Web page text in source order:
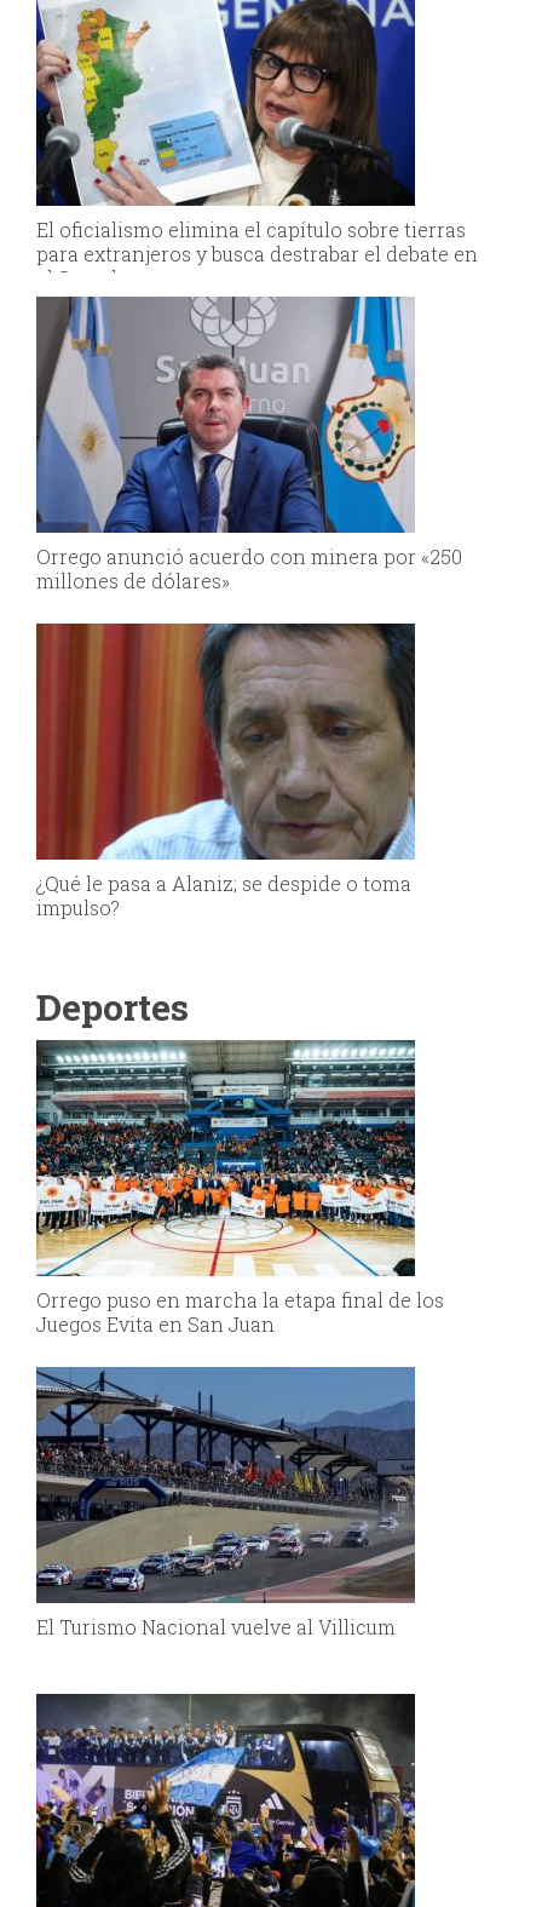
El oficialismo elimina el capítulo sobre tierras
para extranjeros y busca destrabar el debate en
el Senado
Orrego anunció acuerdo con minera por «250
millones de dólares»
¿Qué le pasa a Alaniz; se despide o toma
impulso?
Deportes
Orrego puso en marcha la etapa final de los
Juegos Evita en San Juan
El Turismo Nacional vuelve al Villicum